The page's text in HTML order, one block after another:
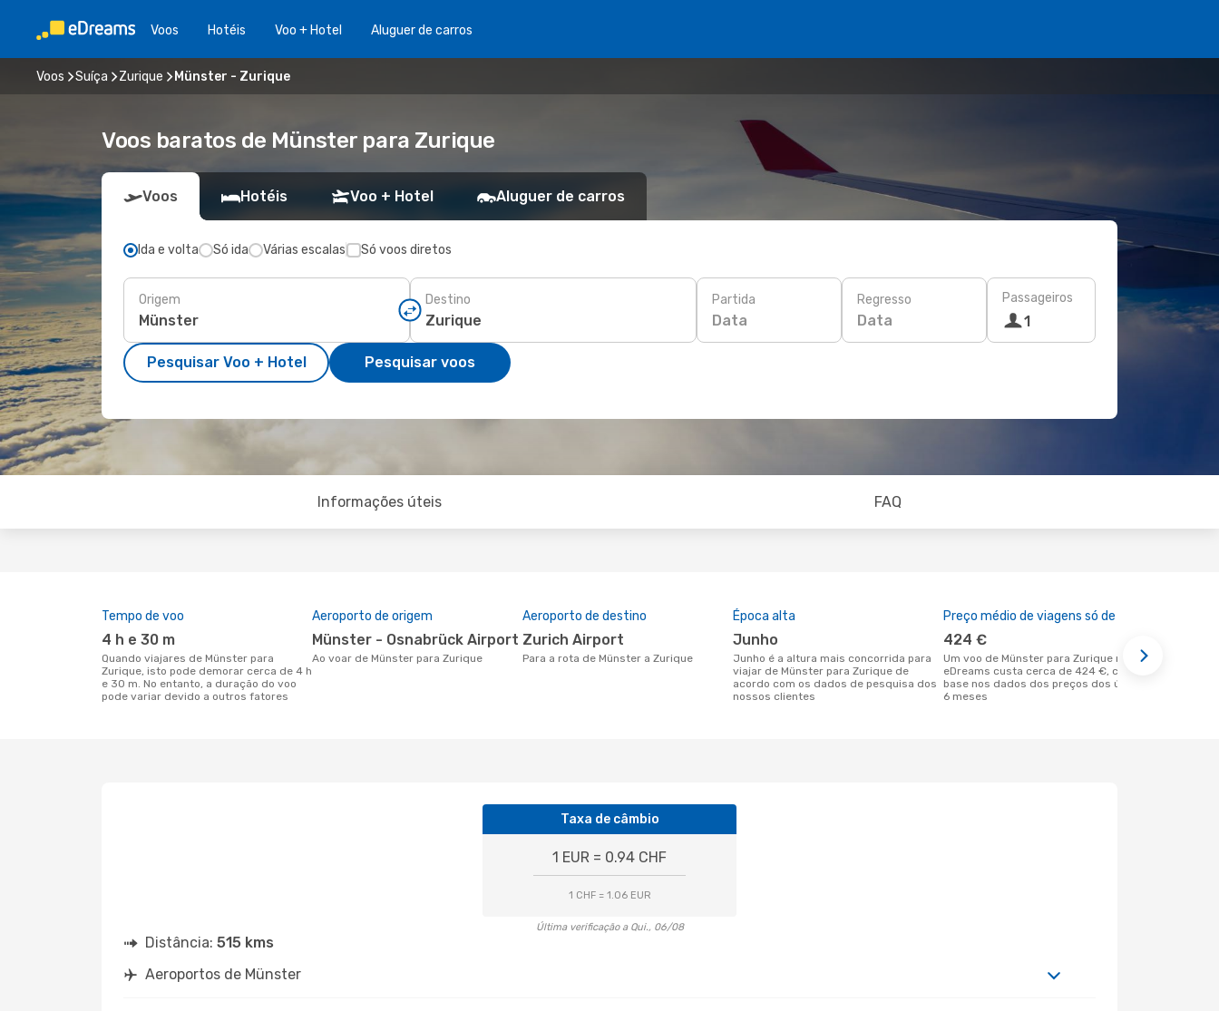
Voos Hotéis Voo + Hotel Aluguer de carros
Voos Suíça Zurique Münster - Zurique
Voos baratos de Münster para Zurique
Voos Hotéis Voo + Hotel Aluguer de carros
Ida e volta Só ida Várias escalas Só voos diretos
Origem Destino Partida
Data
Regresso
Data
Passageiros
1
Pesquisar Voo + Hotel Pesquisar voos
Informações úteis FAQ
Tempo de voo
4 h e 30 m
Quando viajares de Münster para
Zurique, isto pode demorar cerca de 4 h
e 30 m. No entanto, a duração do voo
pode variar devido a outros fatores
Aeroporto de origem
Münster - Osnabrück Airport
Ao voar de Münster para Zurique
Aeroporto de destino
Zurich Airport
Para a rota de Münster a Zurique
Época alta
junho
junho é a altura mais concorrida para
viajar de Münster para Zurique de
acordo com os dados de pesquisa dos
nossos clientes
Preço médio de viagens só de ida
424 €
Um voo de Münster para Zurique na
eDreams custa cerca de 424 €, com
base nos dados dos preços dos últimos
6 meses
Taxa de câmbio
1 EUR = 0.94 CHF
1 CHF = 1.06 EUR
Última verificação a Qui., 06/08
Distância: 515 kms
Aeroportos de Münster